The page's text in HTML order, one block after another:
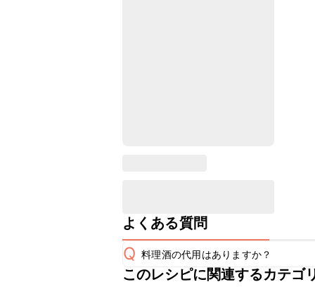
よくある質問
Q 料理酒の代用はありますか？
このレシピに関連するカテゴ